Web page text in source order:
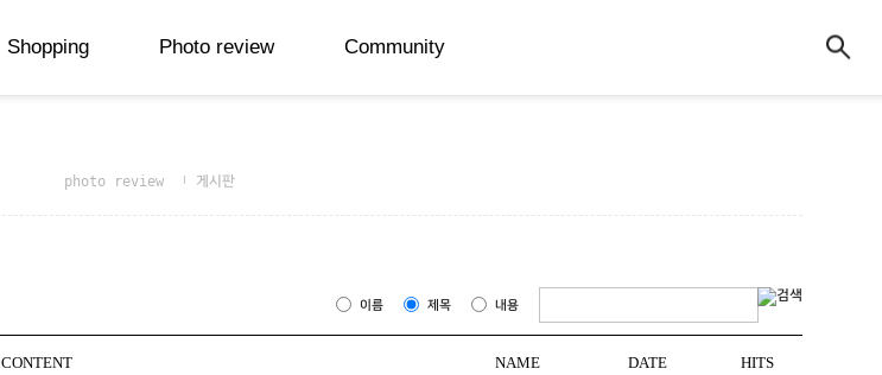
Shopping Photo review Community
photo review 게시판
이름 제목 내용
CONTENT NAME DATE HITS